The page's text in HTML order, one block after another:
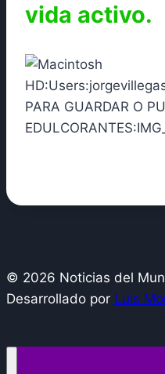
vida activo.
© 2026 Noticias del
Desarrollado por Luis